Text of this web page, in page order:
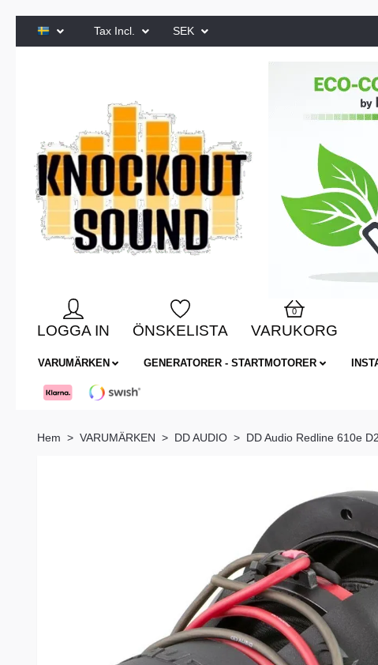
Tax Incl. SEK
LOGGA IN ÖNSKELISTA
0
VARUKORG
VARUMÄRKEN GENERATORER - STARTMOTORER
Hem VARUMÄRKEN DD AUDIO DD Audio Redline 610e D2